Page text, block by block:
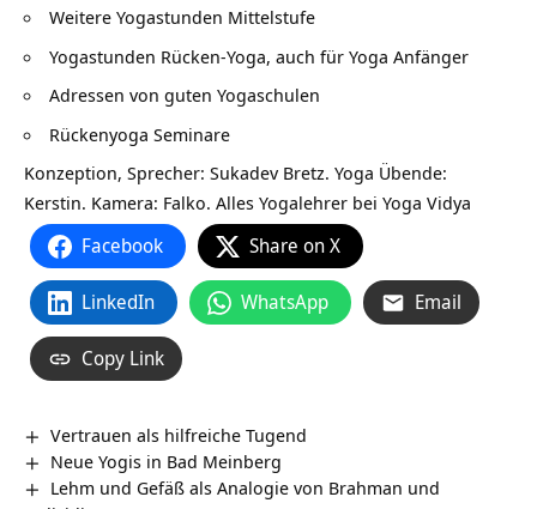
Weitere Yogastunden Mittelstufe
Yogastunden Rücken-Yoga, auch für Yoga Anfänger
Adressen von guten Yogaschulen
Rückenyoga Seminare
Konzeption, Sprecher: Sukadev Bretz. Yoga Übende:
Kerstin. Kamera: Falko. Alles Yogalehrer bei Yoga Vidya
Facebook Share on X
LinkedIn WhatsApp Email
Copy Link
Vertrauen als hilfreiche Tugend
Neue Yogis in Bad Meinberg
Lehm und Gefäß als Analogie von Brahman und